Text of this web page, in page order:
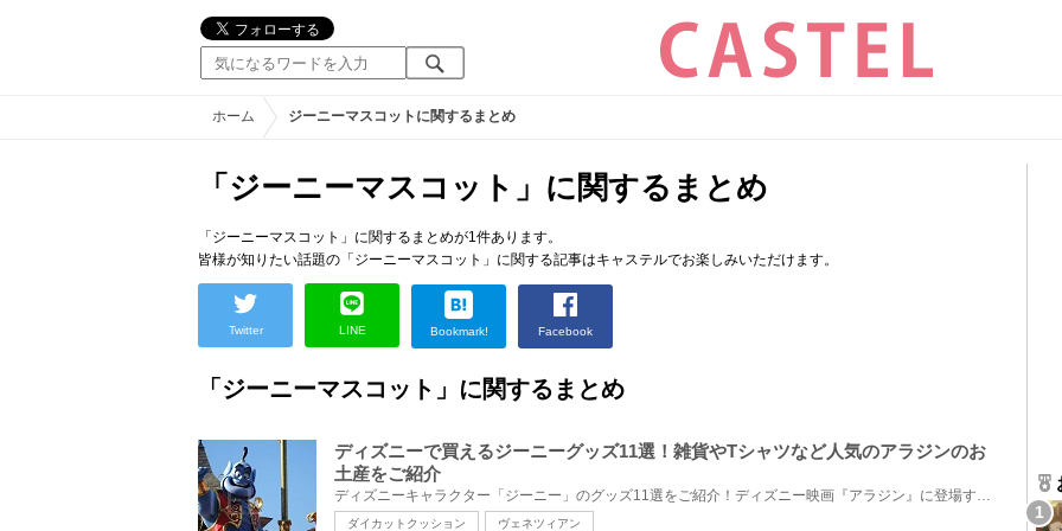
ホーム ジーニーマスコットに関するまとめ
「ジーニーマスコット」に関するまとめ
「ジーニーマスコット」に関するまとめが1件あります。
皆様が知りたい話題の「ジーニーマスコット」に関する記事はキャステルでお楽しみいただけます。
Twitter LINE Bookmark! Facebook
「ジーニーマスコット」に関するまとめ
ディズニーで買えるジーニーグッズ11選！雑貨やTシャツなど人気のアラジンのお
土産をご紹介
ディズニーキャラクター「ジーニー」のグッズ11選をご紹介！ディズニー映画『アラジン』に登場するラン...
ダイカットクッション ヴェネツィアン